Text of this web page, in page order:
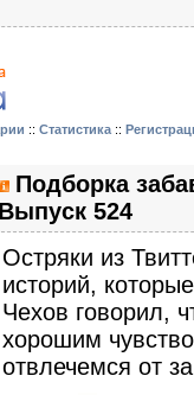
:: Статистика ::
Подборка
Выпуск 524
Остряки из
историй,
Чехов говорил,
хорошим
отвлечемся от